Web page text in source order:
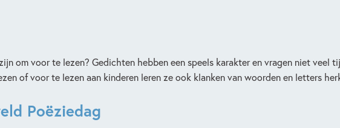
om voor te lezen? Gedichten hebben een speels karakter en vragen niet veel
of voor te lezen aan kinderen leren ze ook klanken van woorden en letters
Poëziedag